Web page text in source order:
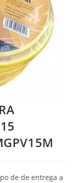
de de entrega a